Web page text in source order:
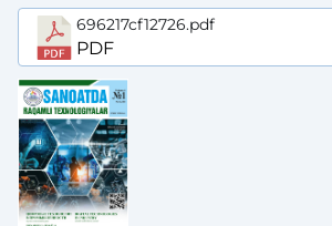
696217cf12726.pdf
PDF